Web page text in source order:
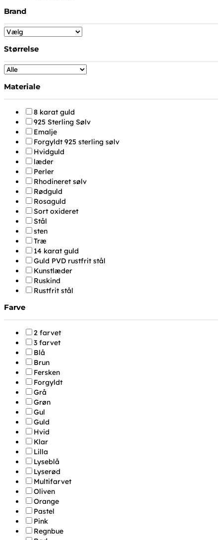
Brand
Størrelse
Materiale
8 karat guld
925 Sterling Sølv
Emalje
Forgyldt 925 sterling sølv
Hvidguld
læder
Perler
Rhodineret sølv
Rødguld
Rosaguld
Sort oxideret
Stål
sten
Træ
14 karat guld
Guld PVD rustfrit stål
Kunstlæder
Ruskind
Rustfrit stål
Farve
2 farvet
3 farvet
Blå
Brun
Fersken
Forgyldt
Grå
Grøn
Gul
Guld
Hvid
Klar
Lilla
Lyseblå
Lyserød
Multifarvet
Oliven
Orange
Pastel
Pink
Regnbue